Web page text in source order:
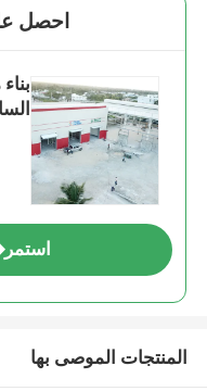
احصل
استمر
المنتجات الموصى بها